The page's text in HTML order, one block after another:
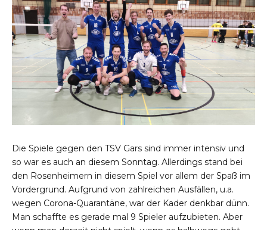
Die Spiele gegen den TSV Gars sind immer intensiv und
so war es auch an diesem Sonntag. Allerdings stand bei
den Rosenheimern in diesem Spiel vor allem der Spaß im
Vordergrund. Aufgrund von zahlreichen Ausfällen, u.a.
wegen Corona-Quarantäne, war der Kader denkbar dünn.
Man schaffte es gerade mal 9 Spieler aufzubieten. Aber